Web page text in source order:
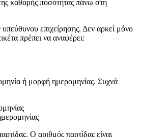
καθαρής ποσότητας πάνω στη
επιχείρησης. Δεν αρκεί μόνο
πρέπει να αναφέρει:
ή μορφή ημερομηνίας. Συχνά
Ο αριθμός παρτίδας είναι